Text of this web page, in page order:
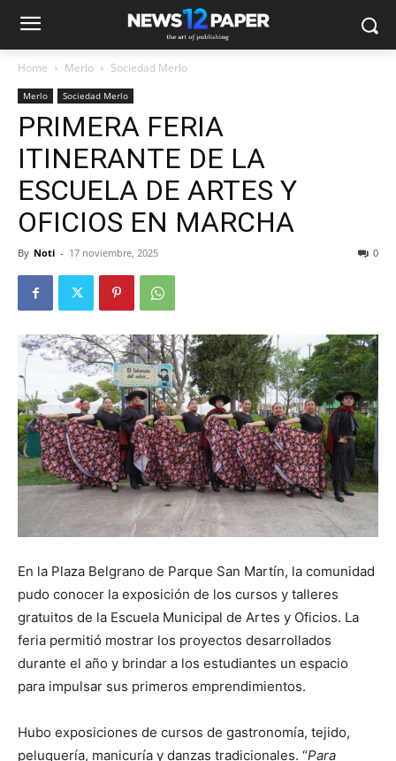
Home Merlo Sociedad Merlo
Merlo Sociedad Merlo
PRIMERA FERIA
ITINERANTE DE LA
ESCUELA DE ARTES Y
OFICIOS EN MARCHA
By Noti - 17 noviembre, 2025 0
En la Plaza Belgrano de Parque San Martín, la comunidad
pudo conocer la exposición de los cursos y talleres
gratuitos de la Escuela Municipal de Artes y Oficios. La
feria permitió mostrar los proyectos desarrollados
durante el año y brindar a los estudiantes un espacio
para impulsar sus primeros emprendimientos.
Hubo exposiciones de cursos de gastronomía, tejido,
peluquería, manicuría y danzas tradicionales. “Para